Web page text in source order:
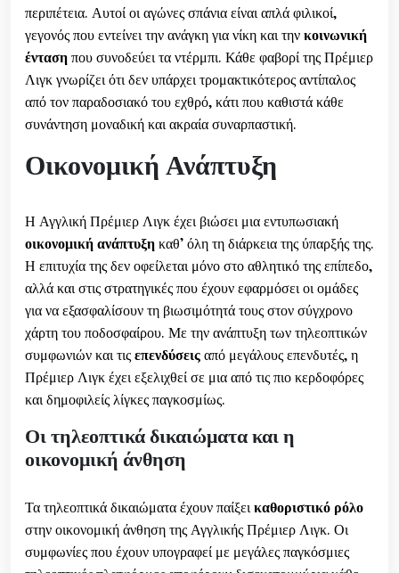
περιπέτεια. Αυτοί οι αγώνες σπάνια είναι απλά φιλικοί,
γεγονός που εντείνει την ανάγκη για νίκη και τηνκοινωνική
έντασηπου συνοδεύει τα ντέρμπι. Κάθε φαβορί της Πρέμιερ
Λιγκ γνωρίζει ότι δεν υπάρχει τρομακτικότερος αντίπαλος
από τον παραδοσιακό του εχθρό, κάτι που καθιστά κάθε
συνάντηση μοναδική και ακραία συναρπαστική.
Οικονομική Ανάπτυξη
Η Αγγλική Πρέμιερ Λιγκ έχει βιώσει μια εντυπωσιακή
οικονομική ανάπτυξηκαθ’ όλη τη διάρκεια της ύπαρξής της.
Η επιτυχία της δεν οφείλεται μόνο στο αθλητικό της επίπεδο,
αλλά και στις στρατηγικές που έχουν εφαρμόσει οι ομάδες
για να εξασφαλίσουν τη βιωσιμότητά τους στον σύγχρονο
χάρτη του ποδοσφαίρου. Με την ανάπτυξη των τηλεοπτικών
συμφωνιών και τιςεπενδύσειςαπό μεγάλους επενδυτές, η
Πρέμιερ Λιγκ έχει εξελιχθεί σε μια από τις πιο κερδοφόρες
και δημοφιλείς λίγκες παγκοσμίως.
Οι τηλεοπτικά δικαιώματα και η
οικονομική άνθηση
Τα τηλεοπτικά δικαιώματα έχουν παίξεικαθοριστικό ρόλο
στην οικονομική άνθηση της Αγγλικής Πρέμιερ Λιγκ. Οι
συμφωνίες που έχουν υπογραφεί με μεγάλες παγκόσμιες